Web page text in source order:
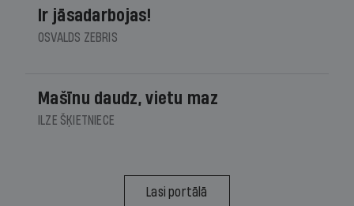
Ir jāsadarbojas!
OSVALDS ZEBRIS
Mašīnu daudz, vietu maz
ILZE ŠĶIETNIECE
Lasi portālā